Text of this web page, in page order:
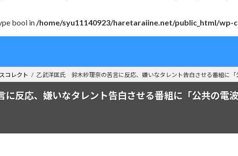
bool in/home/syu11140923/haretaraiine.net/public_html/
コレクト 乙武洋匡氏 鈴木紗理奈の苦言に反応、嫌いなタレント告白させる番組に「
反応、嫌いなタレント告白させる番組に「公共の電